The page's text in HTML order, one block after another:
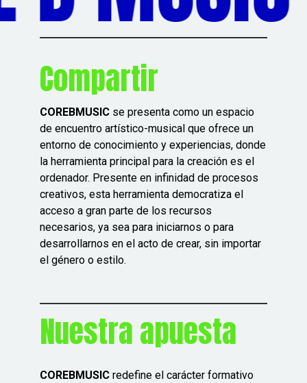
Compartir
COREBMUSIC se presenta como un espacio
de encuentro artístico-musical que ofrece un
entorno de conocimiento y experiencias, donde
la herramienta principal para la creación es el
ordenador. Presente en infinidad de procesos
creativos, esta herramienta democratiza el
acceso a gran parte de los recursos
necesarios, ya sea para iniciarnos o para
desarrollarnos en el acto de crear, sin importar
el género o estilo.
Nuestra apuesta
COREBMUSIC redefine el carácter formativo